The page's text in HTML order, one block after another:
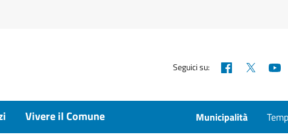
Seguici su: Facebook
Vivere il Comune Municipalità